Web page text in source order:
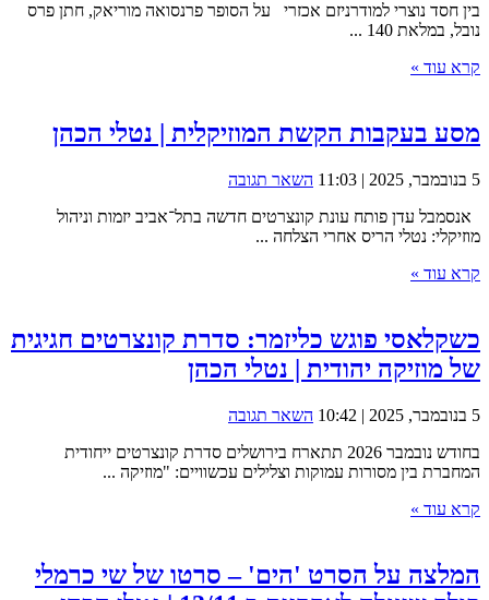
בין חסד נוצרי למודרניזם אכזרי על הסופר פרנסואה מוריאק, חתן פרס
נובל, במלאת 140 ...
קרא עוד »
מסע בעקבות הקשת המוזיקלית | נטלי הכהן
5 בנובמבר, 2025 | 11:03
השאר תגובה
אנסמבל עדן פותח עונת קונצרטים חדשה בתל־אביב יזמות וניהול
מוזיקלי: נטלי הריס אחרי הצלחה ...
קרא עוד »
כשקלאסי פוגש כליזמר: סדרת קונצרטים חגיגית
של מוזיקה יהודית | נטלי הכהן
5 בנובמבר, 2025 | 10:42
השאר תגובה
בחודש נובמבר 2026 תתארח בירושלים סדרת קונצרטים ייחודית
המחברת בין מסורות עמוקות וצלילים עכשוויים: "מוזיקה ...
קרא עוד »
המלצה על הסרט 'הים' – סרטו של שי כרמלי